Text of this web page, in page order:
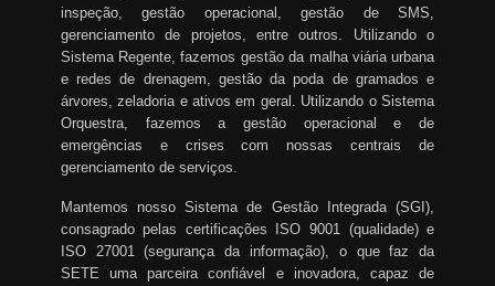
inspeção, gestão operacional, gestão de SMS,
gerenciamento de projetos, entre outros. Utilizando o
Sistema Regente, fazemos gestão da malha viária urbana
e redes de drenagem, gestão da poda de gramados e
árvores, zeladoria e ativos em geral. Utilizando o Sistema
Orquestra, fazemos a gestão operacional e de
emergências e crises com nossas centrais de
gerenciamento de serviços.
Mantemos nosso Sistema de Gestão Integrada (SGI),
consagrado pelas certificações ISO 9001 (qualidade) e
ISO 27001 (segurança da informação), o que faz da
SETE uma parceira confiável e inovadora, capaz de